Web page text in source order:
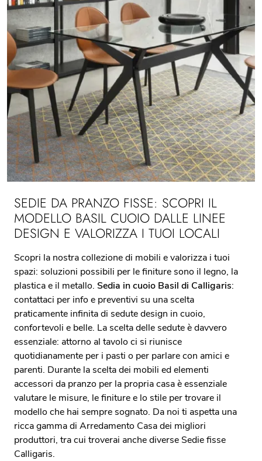
SEDIE DA PRANZO FISSE: SCOPRI IL
MODELLO BASIL CUOIO DALLE LINEE
DESIGN E VALORIZZA I TUOI LOCALI
Scopri la nostra collezione di mobili e valorizza i tuoi
spazi: soluzioni possibili per le finiture sono il legno, la
plastica e il metallo. Sedia in cuoio Basil di Calligaris:
contattaci per info e preventivi su una scelta
praticamente infinita di sedute design in cuoio,
confortevoli e belle. La scelta delle sedute è davvero
essenziale: attorno al tavolo ci si riunisce
quotidianamente per i pasti o per parlare con amici e
parenti. Durante la scelta dei mobili ed elementi
accessori da pranzo per la propria casa è essenziale
valutare le misure, le finiture e lo stile per trovare il
modello che hai sempre sognato. Da noi ti aspetta una
ricca gamma di Arredamento Casa dei migliori
produttori, tra cui troverai anche diverse Sedie fisse
Calligaris.